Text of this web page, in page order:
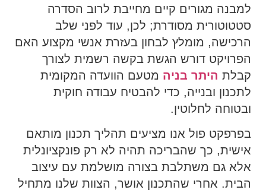
למבנה מגורים קיים מחייבת לרוב הסדרה
סטטוטורית מסודרת; לכן, עוד לפני שלב
הרכישה, מומלץ לבחון בעזרת אנשי מקצוע האם
הפרויקט דורש הגשת בקשה רשמית לצורך
קבלת היתר בניה מטעם הוועדה המקומית
לתכנון ובנייה, כדי להבטיח עבודה חוקית
ובטוחה לחלוטין.
בפרפקט פול אנו מציעים תהליך תכנון מותאם
אישית, כך שהבריכה תהיה לא רק פונקציונלית
אלא גם משתלבת בצורה מושלמת עם עיצוב
הבית. אחרי שהתכנון אושר, הצוות שלנו מתחיל